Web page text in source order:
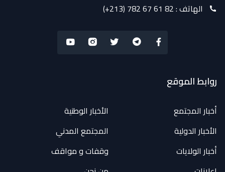
الهاتف :(+213) 782 67 61 82
روابط الموقع
أخبار المجتمع
الأخبار الوطنية
الأخبار الدولية
المجتمع المدني
أخبار الولايات
وقفات و مواقف